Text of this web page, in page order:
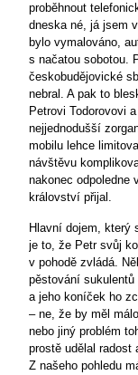
proběhnout
dneska né, já jsem
bylo vymalováno,
s načatou sobotou.
českobudějovické
nebral. A pak to
Petrovi Todorovovi
nejjednodušší
mobilu lehce
návštěvu
nakonec odpoledne
království přijal.
Hlavní dojem, který
je to, že Petr svůj
v pohodě zvládá.
pěstování
a jeho koníček ho
– ne, že by měl
nebo jiný problém
prostě udělal radost
Z našeho pohledu